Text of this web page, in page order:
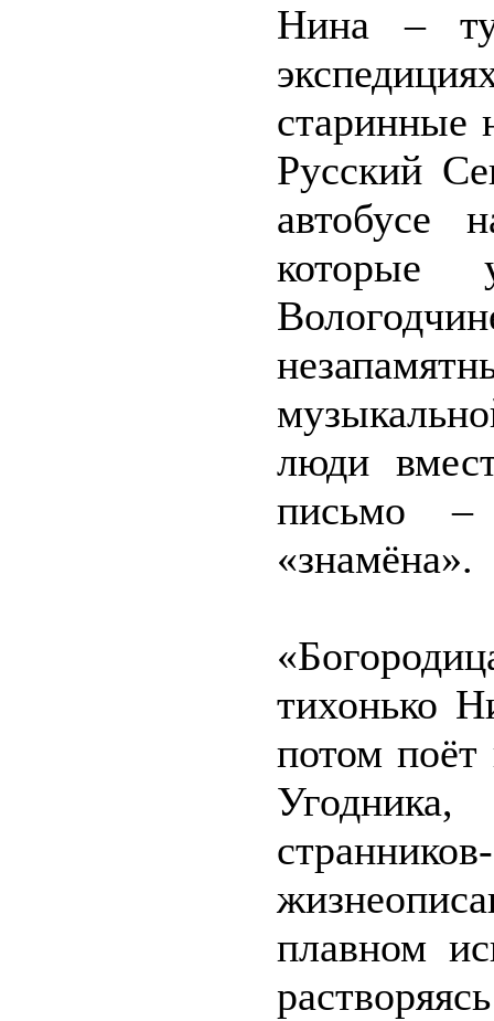
Нина –
старинные
Русский
автобусе
люди
письмо –
«знамёна».
тихонько
потом
плавном